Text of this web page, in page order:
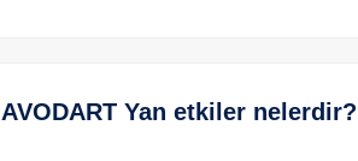
AVODART Yan etkiler nelerdir?